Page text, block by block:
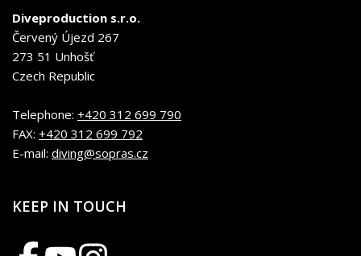
Diveproduction s.r.o.
Červený Újezd 267
273 51 Unhošť
Czech Republic
Telephone: +420 312 699 790
FAX: +420 312 699 792
E-mail: diving@sopras.cz
KEEP IN TOUCH